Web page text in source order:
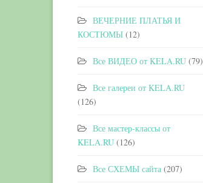
ВЕЧЕРНИЕ ПЛАТЬЯ И
КОСТЮМЫ (12)
Все ВИДЕО от KELA.RU (79)
Все галереи от KELA.RU
(126)
Все мастер-классы от
KELA.RU (126)
Все СХЕМЫ сайта (207)